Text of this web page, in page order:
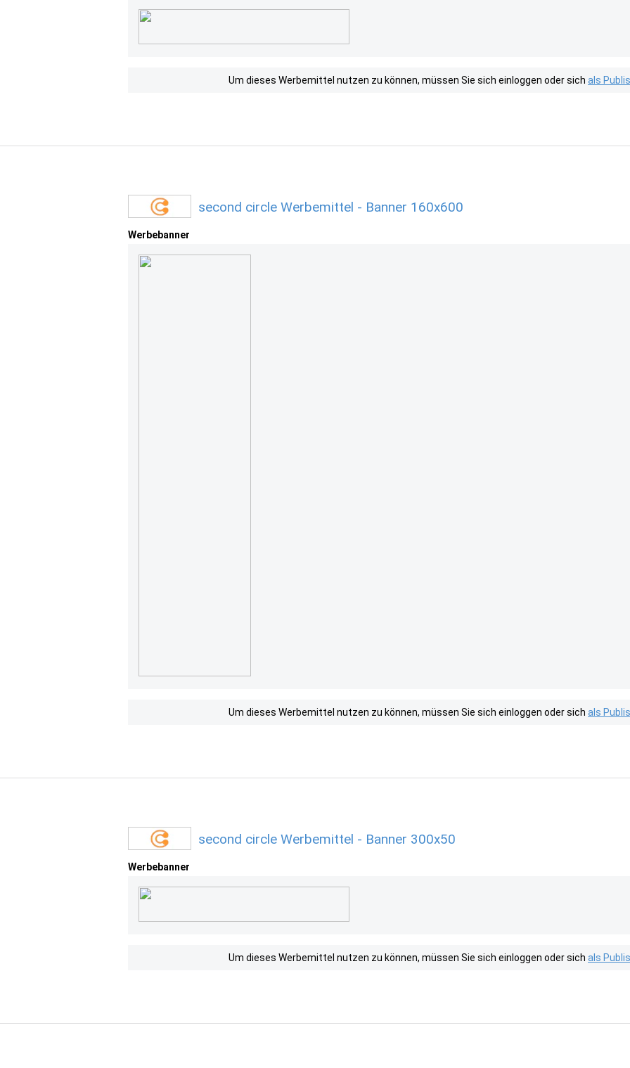
Um dieses Werbemittel nutzen zu können, müssen Sie sich einloggen oder sich als
second circle Werbemittel - Banner 160x600
Werbebanner
Um dieses Werbemittel nutzen zu können, müssen Sie sich einloggen oder sich als
second circle Werbemittel - Banner 300x50
Werbebanner
Um dieses Werbemittel nutzen zu können, müssen Sie sich einloggen oder sich als